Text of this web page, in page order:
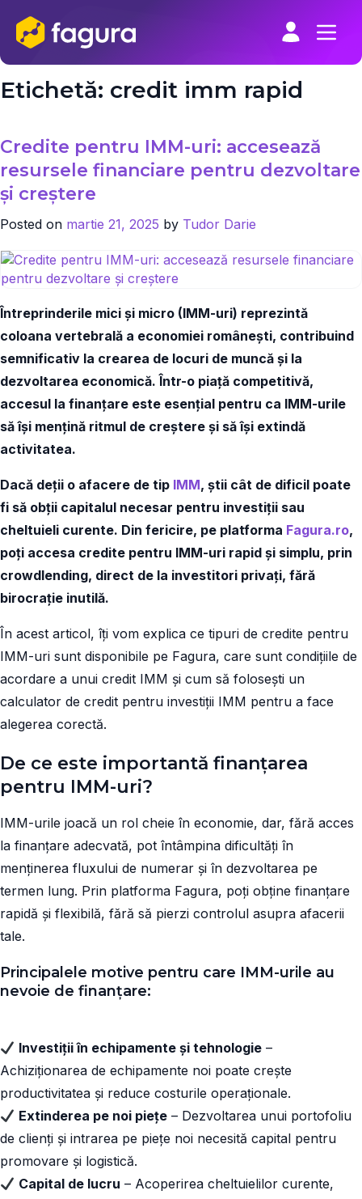
content
Etichetă: credit imm rapid
Credite pentru IMM-uri: accesează
resursele financiare pentru dezvoltare
și creștere
Posted on martie 21, 2025 by Tudor Darie
Întreprinderile mici și micro (IMM-uri) reprezintă
coloana vertebrală a economiei românești, contribuind
semnificativ la crearea de locuri de muncă și la
dezvoltarea economică. Într-o piață competitivă,
accesul la finanțare este esențial pentru ca IMM-urile
să își mențină ritmul de creștere și să își extindă
activitatea.
Dacă deții o afacere de tip IMM, știi cât de dificil poate
fi să obții capitalul necesar pentru investiții sau
cheltuieli curente. Din fericire, pe platforma Fagura.ro,
poți accesa credite pentru IMM-uri rapid și simplu, prin
crowdlending, direct de la investitori privați, fără
birocrație inutilă.
În acest articol, îți vom explica ce tipuri de credite pentru
IMM-uri sunt disponibile pe Fagura, care sunt condițiile de
acordare a unui credit IMM și cum să folosești un
calculator de credit pentru investiții IMM pentru a face
alegerea corectă.
De ce este importantă finanțarea
pentru IMM-uri?
IMM-urile joacă un rol cheie în economie, dar, fără acces
la finanțare adecvată, pot întâmpina dificultăți în
menținerea fluxului de numerar și în dezvoltarea pe
termen lung. Prin platforma Fagura, poți obține finanțare
rapidă și flexibilă, fără să pierzi controlul asupra afacerii
tale.
Principalele motive pentru care IMM-urile au
nevoie de finanțare:
Investiții în echipamente și tehnologie –
Achiziționarea de echipamente noi poate crește
productivitatea și reduce costurile operaționale.
Extinderea pe noi piețe – Dezvoltarea unui portofoliu
de clienți și intrarea pe piețe noi necesită capital pentru
promovare și logistică.
Capital de lucru – Acoperirea cheltuielilor curente,